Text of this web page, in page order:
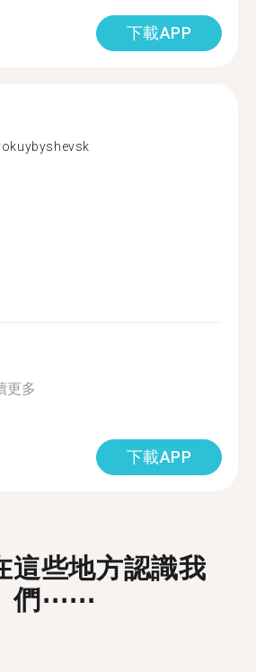
下載APP
更多
下載APP
這些地方認識我
們⋯⋯